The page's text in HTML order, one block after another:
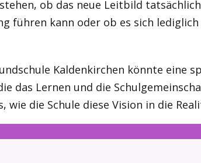
ob das neue Leitbild
führen kann oder ob es sich
Kaldenkirchen könnte eine
das Lernen und die
wie die Schule diese Vision in die